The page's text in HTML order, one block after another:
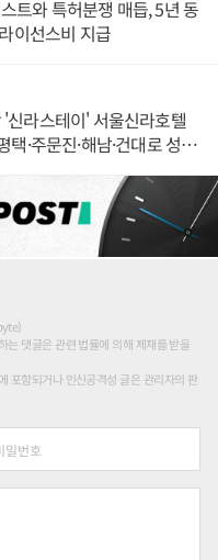
트와 특허분쟁 매듭, 5년 동
이선스비 지급
신라스테이' 서울신라호텔
택·주문진·해남·건대로 성
는 댓글은 관련 법률에 의해 제재를 받을
포함되거나 인신공격성 글은 관리자의 판